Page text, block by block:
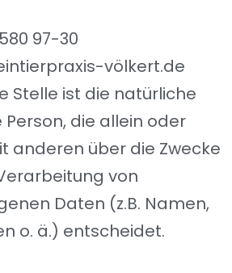
97-30
völkert.de
Stelle ist die natürliche
die allein oder
anderen über die Zwecke
von
Daten (z.B. Namen,
o. ä.) entscheidet.